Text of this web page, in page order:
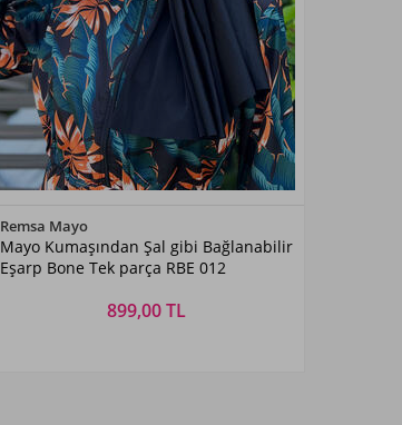
Siyah
Remsa Mayo
Mayo Kumaşından Şal gibi Bağlanabilir
Eşarp Bone Tek parça RBE 012
899,00 TL